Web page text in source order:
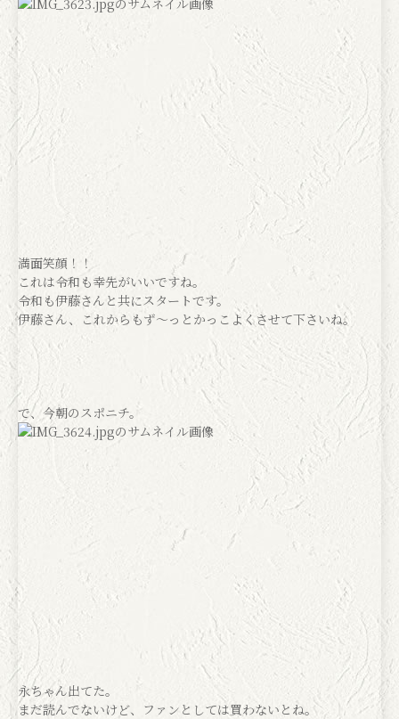
満面笑顔！！
これは令和も幸先がいいですね。
令和も伊藤さんと共にスタートです。
伊藤さん、これからもず〜っとかっこよくさせて下さいね。
で、今朝のスポニチ。
永ちゃん出てた。
まだ読んでないけど、ファンとしては買わないとね。